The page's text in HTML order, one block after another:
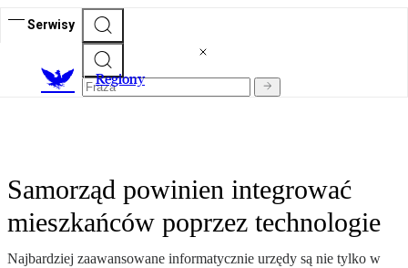
Serwisy
Regiony
Samorząd powinien integrować
mieszkańców poprzez technologie
Najbardziej zaawansowane informatycznie urzędy są nie tylko w